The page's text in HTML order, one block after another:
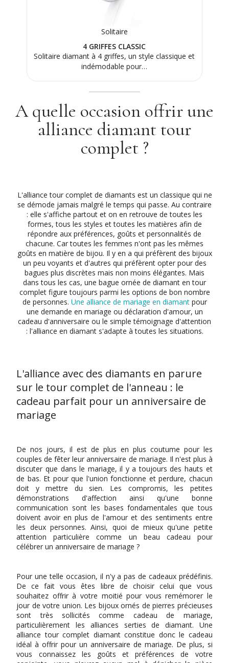
Solitaire
4 GRIFFES CLASSIC
Solitaire diamant à 4 griffes, un style classique et
indémodable pour…
A quelle occasion offrir une
alliance diamant tour
complet ?
L'alliance tour complet de diamants est un classique qui ne
se démode jamais malgré le temps qui passe. Au contraire
: elle s'affiche partout et on en retrouve de toutes les
formes, tous les styles et toutes les matières afin de
répondre aux préférences, goûts et personnalités de
chacune. Car toutes les femmes n'ont pas les mêmes
goûts en matière de bijou. Il y en a qui préfèrent des bijoux
un peu voyants et d'autres qui préfèrent opter pour des
bagues plus discrètes mais non moins élégantes. Mais
dans tous les cas, une bague ornée de diamant en tour
complet figure toujours parmi les options de bon nombre
de personnes. Une alliance de mariage en diamantpour
une demande en mariage ou déclaration d'amour, un
cadeau d'anniversaire ou le simple témoignage d'attention
: l'alliance en diamant s'adapte à toutes les situations.
L'alliance avec des diamants en parure
sur le tour complet de l'anneau : le
cadeau parfait pour un anniversaire de
mariage
De nos jours, il est de plus en plus coutume pour les
couples de fêter leur anniversaire de mariage. Il n'est plus à
discuter que dans le mariage, il y a toujours des hauts et
de bas. Et pour que l'union fonctionne et perdure, chacun
doit y mettre du sien. Les compromis, les petites
démonstrations d'affection ainsi qu'une bonne
communication sont les bases fondamentales que tous
doivent avoir en plus de l'amour et des sentiments entre
les deux personnes. Ainsi, quoi de mieux qu'une petite
attention particulière comme un beau cadeau pour
célébrer un anniversaire de mariage ?
Pour une telle occasion, il n'y a pas de cadeaux prédéfinis.
De ce fait vous êtes libre de choisir celui que vous
souhaitez offrir à votre moitié pour vous remémorer le
jour de votre union. Les bijoux ornés de pierres précieuses
sont très sollicités comme cadeau de mariage,
particulièrement les alliances serties de diamant. Une
alliance tour complet diamant constitue donc le cadeau
idéal à offrir pour un anniversaire de mariage. De plus, si
vous connaissez les goûts et préférences de votre